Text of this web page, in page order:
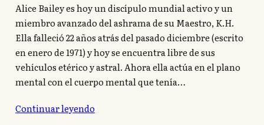
Alice Bailey es hoy un discípulo mundial activo y un
miembro avanzado del ashrama de su Maestro, K.H.
Ella falleció 22 años atrás del pasado diciembre (escrito
en enero de 1971) y hoy se encuentra libre de sus
vehículos etérico y astral. Ahora ella actúa en el plano
mental con el cuerpo mental que tenía…
Continuar leyendo